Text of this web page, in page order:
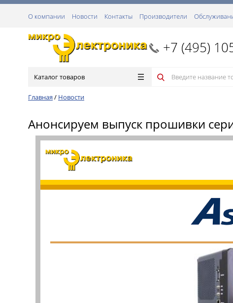
О компании Новости Контакты Производители
+7 (495)
Каталог товаров
Главная / Новости
Анонсируем выпуск прошивки